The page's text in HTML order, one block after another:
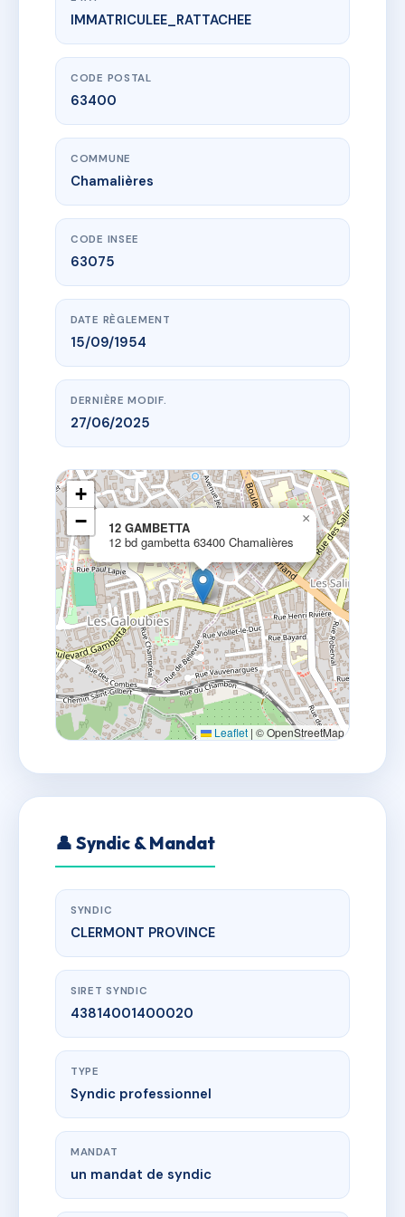
www.vme.plus/AC6420335
12 GAMBETTA
12 bd gambetta63400 Chamalières
IMMATRICULEE_RATTACHEE
CODE POSTAL
63400
COMMUNE
Chamalières
CODE INSEE
63075
DATE RÈGLEMENT
15/09/1954
DERNIÈRE MODIF.
27/06/2025
12 GAMBETTA
12 bd gambetta 63400 Chamalières
×
+
−
Leaflet | © OpenStreetMap
👤 Syndic & Mandat
SYNDIC
CLERMONT PROVINCE
SIRET SYNDIC
43814001400020
TYPE
Syndic professionnel
MANDAT
un mandat de syndic